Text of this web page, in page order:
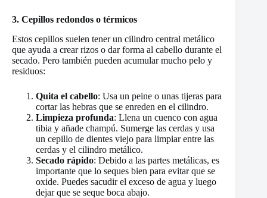
3. Cepillos redondos o térmicos
Estos cepillos suelen tener un cilindro central metálico
que ayuda a crear rizos o dar forma al cabello durante el
secado. Pero también pueden acumular mucho pelo y
residuos:
Quita el cabello: Usa un peine o unas tijeras para
cortar las hebras que se enreden en el cilindro.
Limpieza profunda: Llena un cuenco con agua
tibia y añade champú. Sumerge las cerdas y usa
un cepillo de dientes viejo para limpiar entre las
cerdas y el cilindro metálico.
Secado rápido: Debido a las partes metálicas, es
importante que lo seques bien para evitar que se
oxide. Puedes sacudir el exceso de agua y luego
dejar que se seque boca abajo.